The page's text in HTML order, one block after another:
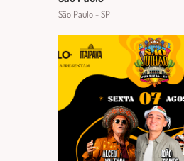
São Paulo - SP